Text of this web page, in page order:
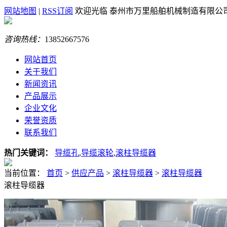
网站地图 | RSS订阅 欢迎光临 泰州市万里船舶机械制造有限公
咨询热线： 13852667576
网站首页
关于我们
新闻资讯
产品展示
企业文化
荣誉资质
联系我们
热门关键词： 导缆孔,导缆滚轮,滚柱导缆器
当前位置： 首页 > 供应产品 > 滚柱导缆器 > 滚柱导缆器
滚柱导缆器